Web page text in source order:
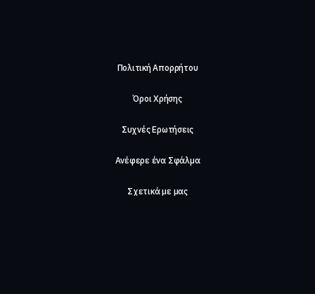
Πολιτική Απορρήτου
Όροι Χρήσης
Συχνές Ερωτήσεις
Ανέφερε ένα Σφάλμα
Σχετικά με μας